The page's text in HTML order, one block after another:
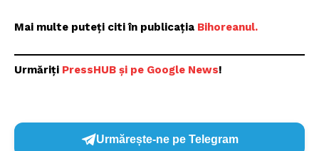
Mai multe puteți citi în publicația Bihoreanul.
Urmăriți PressHUB și pe Google News!
Urmărește-ne pe Telegram